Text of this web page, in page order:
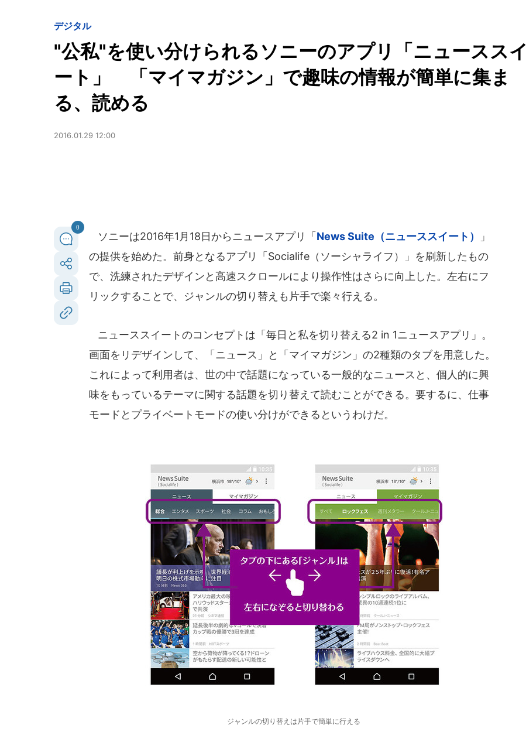
デジタル
"公私"を使い分けられるソニーのアプリ「ニューススイ
ート」 「マイマガジン」で趣味の情報が簡単に集ま
る、読める
2016.01.29 12:00
0
ソニーは2016年1月18日からニュースアプリ「 News Suite（ニューススイート）
」
の提供を始めた。前身となるアプリ「Socialife（ソーシャライフ）」を刷新したもの
で、洗練されたデザインと高速スクロールにより操作性はさらに向上した。左右にフ
リックすることで、ジャンルの切り替えも片手で楽々行える。
ニューススイートのコンセプトは「毎日と私を切り替える2 in 1ニュースアプリ」。
画面をリデザインして、「ニュース」と「マイマガジン」の2種類のタブを用意した。
これによって利用者は、世の中で話題になっている一般的なニュースと、個人的に興
味をもっているテーマに関する話題を切り替えて読むことができる。要するに、仕事
モードとプライベートモードの使い分けができるというわけだ。
ジャンルの切り替えは片手で簡単に行える